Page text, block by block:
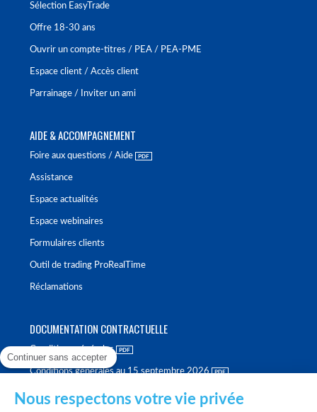
Sélection EasyTrade
Offre 18-30 ans
Ouvrir un compte-titres / PEA / PEA-PME
Espace client / Accès client
Parrainage / Inviter un ami
AIDE & ACCOMPAGNEMENT
Foire aux questions / Aide
Assistance
Espace actualités
Espace webinaires
Formulaires clients
Outil de trading ProRealTime
Réclamations
DOCUMENTATION CONTRACTUELLE
Conditions générales
Conditions générales au 15 septembre 2026
Continuer sans accepter
Nous respectons votre vie privée